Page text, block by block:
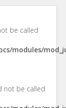
be called
modules/
not be called